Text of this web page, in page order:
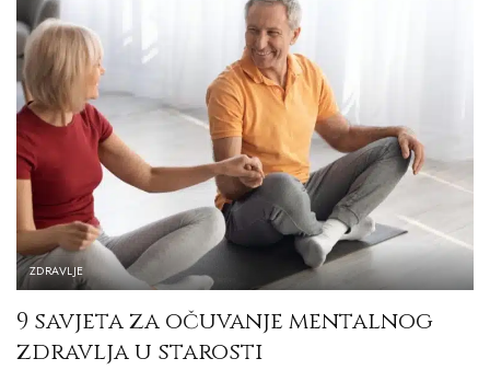
ZDRAVLJE
9 savjeta za očuvanje mentalnog
zdravlja u starosti